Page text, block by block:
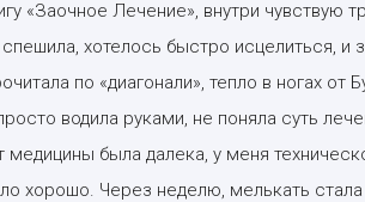
«Заочное Лечение», внутри чувствую
хотелось быстро исцелиться, и
по «диагонали», тепло в ногах от
водила руками, не поняла суть
медицины была далека, у меня
хорошо. Через неделю, мелькать